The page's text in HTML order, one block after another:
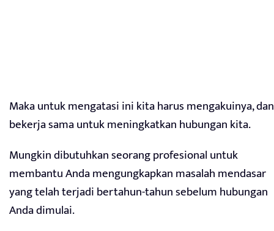
Maka untuk mengatasi ini kita harus mengakuinya, dan
bekerja sama untuk meningkatkan hubungan kita.
Mungkin dibutuhkan seorang profesional untuk
membantu Anda mengungkapkan masalah mendasar
yang telah terjadi bertahun-tahun sebelum hubungan
Anda dimulai.